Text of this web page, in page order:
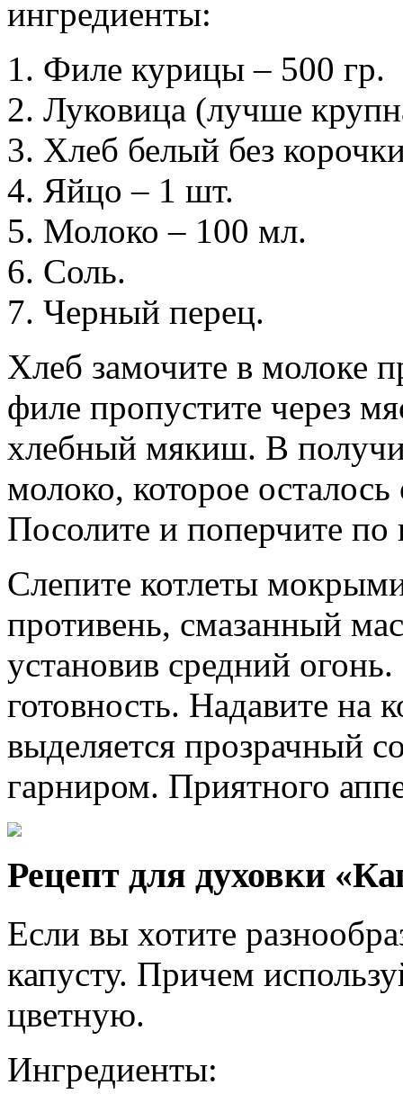
ингредиенты:
Филе курицы – 500 гр.
Луковица (лучше
Хлеб белый без
Яйцо – 1 шт.
Молоко – 100 мл.
Соль.
Черный перец.
Хлеб замочите в молоке
филе пропустите через
хлебный мякиш. В
молоко, которое
Посолите и поперчите по
Слепите котлеты
противень, смазанный
установив средний
готовность. Надавите на
выделяется прозрачный
гарниром. Приятного
Рецепт для духовки
Если вы хотите
капусту. Причем
цветную.
Ингредиенты: